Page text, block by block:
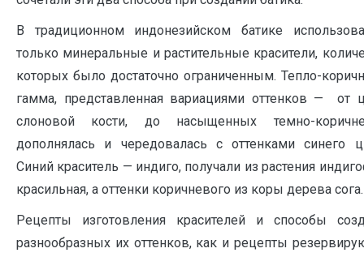
В традиционном индонезийском батике
только минеральные и растительные красители,
которых было достаточно ограниченным. Тепло-
гамма, представленная вариациями оттенков — от
слоновой кости, до насыщенных темно-
дополнялась и чередовалась с оттенками синего
Синий краситель — индиго, получали из растения
красильная, а оттенки коричневого из коры дерева сога.
Рецепты изготовления красителей и способы
разнообразных их оттенков, как и рецепты